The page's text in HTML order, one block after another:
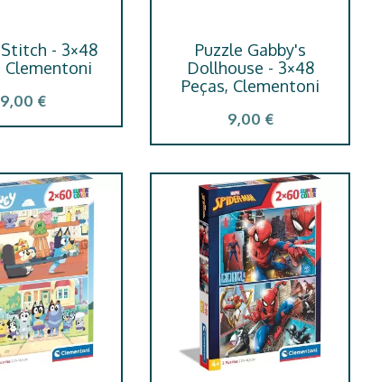
- 3×48
Clementoni
9,00 €
Puzzle Gabby's
Dollhouse - 3×48
Peças, Clementoni
9,00 €